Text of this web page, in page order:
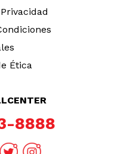
Ética
8888